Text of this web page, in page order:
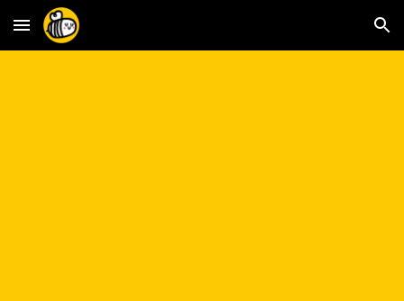
Skip to main content Skip to navigation